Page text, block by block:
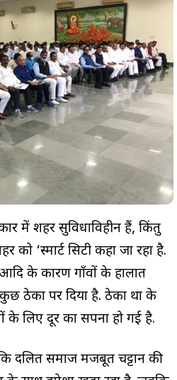
में शहर सुविधाविहीन हैं, किंतु
‘स्मार्ट सिटी कहा जा रहा है.
आदि के कारण गाँवों के हालात
ठेका पर दिया है. ठेका प्रथा के
के लिए दूर का सपना हो गई है.
दलित समाज मजबूत चट्टान की